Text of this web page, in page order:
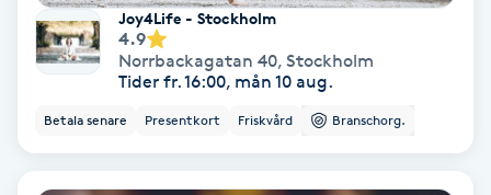
K18
Katun fransar
Joy4Life - Stockholm
4.9
Norrbackagatan 40, Stockholm
Tider fr. 16:00, mån 10 aug.
Betala senare Presentkort Friskvård Branschorg.